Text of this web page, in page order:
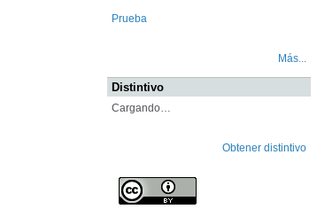
Prueba
Más...
Distintivo
Cargando…
Obtener distintivo